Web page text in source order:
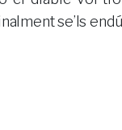
se’ls